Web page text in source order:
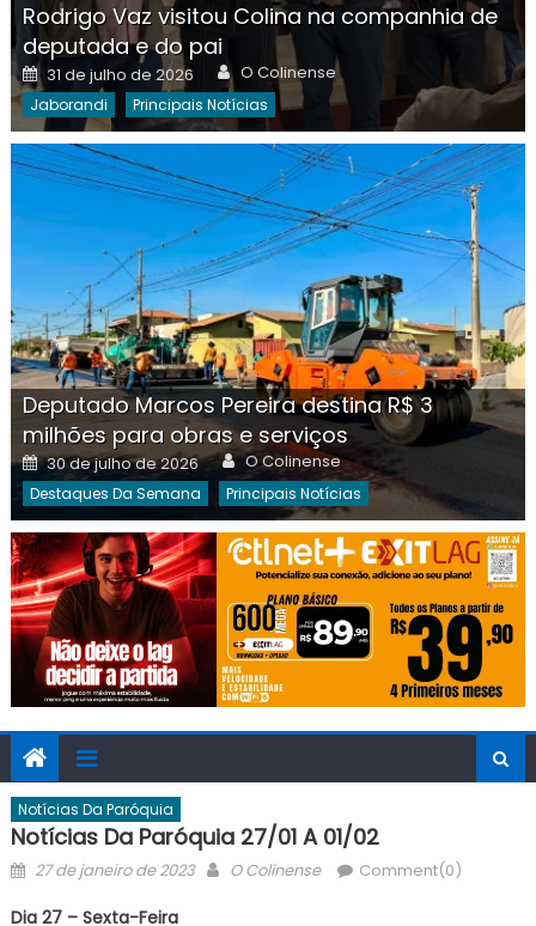
Rodrigo Vaz visitou Colina na companhia de
deputada e do pai
Posted
on
31 de julho de 2026 Author
O Colinense
Jaborandi Principais Notícias
Deputado Marcos Pereira destina R$ 3
milhões para obras e serviços
Posted
on
30 de julho de 2026 Author
O Colinense
Destaques Da Semana Principais Notícias
Notícias Da Paróquia
Notícias Da Paróquia 27/01 A 01/02
Posted
27 de janeiro de 2023 Author
O Colinense Comment(0)
Dia 27 – Sexta-Feira